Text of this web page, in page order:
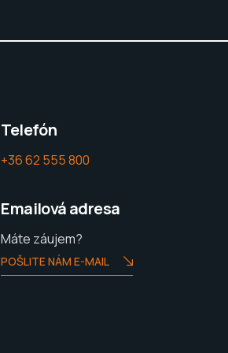
Telefón
+36 62 555 800
Emailová adresa
Máte záujem?
POŠLITE NÁM E-MAIL